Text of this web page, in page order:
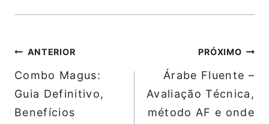
Navegação
de
Post
ANTERIOR
Combo Magus:
Guia Definitivo,
Benefícios
PRÓXIMO
Árabe Fluente –
Avaliação Técnica,
método AF e onde